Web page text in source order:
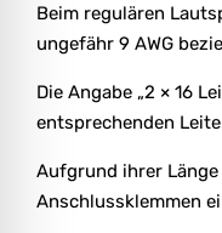
Beim regulären
ungefähr 9 AWG
Die Angabe „2 × 16
entsprechenden
Aufgrund ihrer
Anschlussklemmen